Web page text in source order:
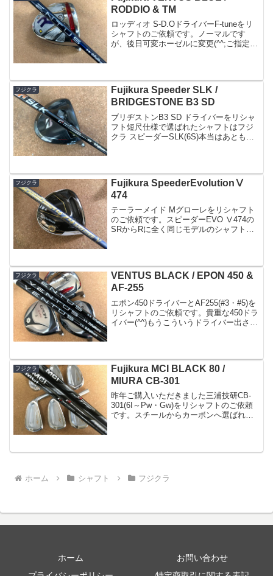
RODDIO & TM
ロッディオ S-D.OドライバーF-tuneをリ
シャフトのご依頼です。ノーマルです
が、後日可変ホーゼルに変更(^^;ご指定の
した...
フジクラ
Fujikura Speeder SLK /
BRIDGESTONE B3 SD
ブリヂストンB3 SD ドライバーをリシャ
フト短尺仕様で選ばれたシャフトはフジ
クラ スピーダーSLK(6S)本当はあともう1
(鉛2...
フジクラ
Fujikura SpeederEvolutionⅤ
474
テーラーメイド Mグローレをリシャフト
のご依頼です。スピーダーEVO Ⅴ474の
SRからRに全く同じモデルのシャフトで
が、気に入ったヘ...
フジクラ
VENTUS BLACK / EPON 450 &
AF-255
エポン450ドライバーとAF255(#3・#5)を
リシャフトのご依頼です。貴重な450ドラ
イバー(^^)もうこういうドライバー出さな
フジクラ
Fujikura MCI BLACK 80 /
MIURA CB-301
昨年ご購入いただきました三浦技研CB-
301(6I～Pw・Gw)をリシャフトのご依頼
です。スチールからカーボンへ選ばれた
ホーム シャフト フジクラ
ホーム
お問い合わせ